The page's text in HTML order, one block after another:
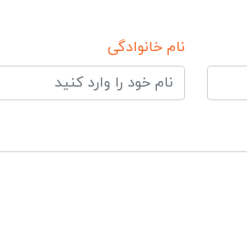
نام خانوادگی